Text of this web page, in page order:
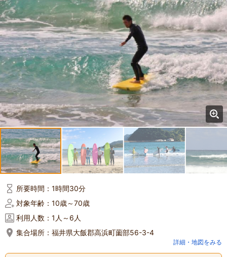
所要時間： 1時間30分
対象年齢： 10歳～70歳
利用人数： 1人～6人
集合場所： 福井県大飯郡高浜町薗部56-3-4
詳細・地図をみる